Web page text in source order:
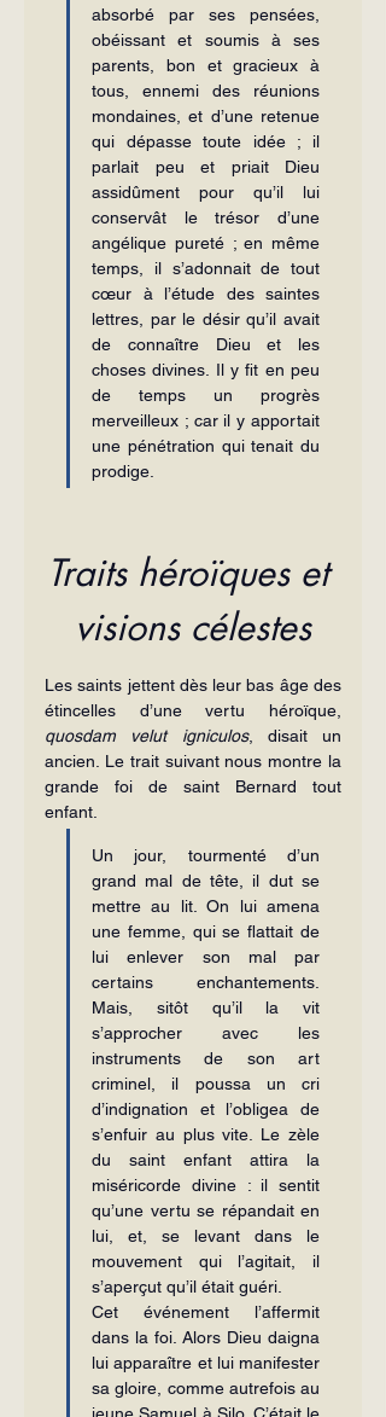
absorbé par ses pensées,
obéissant et soumis à ses
parents, bon et gracieux à
tous, ennemi des réunions
mondaines, et d’une retenue
qui dépasse toute idée ; il
parlait peu et priait Dieu
assidûment pour qu’il lui
conservât le trésor d’une
angélique pureté ; en même
temps, il s’adonnait de tout
cœur à l’étude des saintes
lettres, par le désir qu’il avait
de connaître Dieu et les
choses divines. Il y fit en peu
de temps un progrès
merveilleux ; car il y apportait
une pénétration qui tenait du
prodige.
Traits héroïques et
visions célestes
Les saints jettent dès leur bas âge des
quosdam velut igniculos, disait un
ancien. Le trait suivant nous montre la
grande foi de saint Bernard tout
enfant.
Un jour, tourmenté d’un
grand mal de tête, il dut se
mettre au lit. On lui amena
une femme, qui se flattait de
lui enlever son mal par
certains enchantements.
Mais, sitôt qu’il la vit
s’approcher avec les
instruments de son art
criminel, il poussa un cri
d’indignation et l’obligea de
s’enfuir au plus vite. Le zèle
du saint enfant attira la
miséricorde divine : il sentit
qu’une vertu se répandait en
lui, et, se levant dans le
mouvement qui l’agitait, il
s’aperçut qu’il était guéri.
Cet événement l’affermit
dans la foi. Alors Dieu daigna
lui apparaître et lui manifester
sa gloire, comme autrefois au
jeune Samuel à Silo. C’était le